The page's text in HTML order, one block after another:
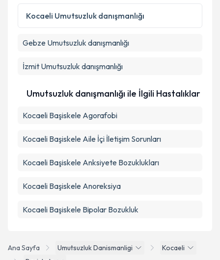
Ana Sayfa Umutsuzluk Danismanligi
Kocaeli
Kocaeli Umutsuzluk danışmanlığı
Gebze Umutsuzluk danışmanlığı
İzmit Umutsuzluk danışmanlığı
Umutsuzluk danışmanlığı ile İlgili Hastalıklar
Kocaeli Başiskele Agorafobi
Kocaeli Başiskele Aile İçi İletişim Sorunları
Kocaeli Başiskele Anksiyete Bozuklukları
Kocaeli Başiskele Anoreksiya
Kocaeli Başiskele Bipolar Bozukluk